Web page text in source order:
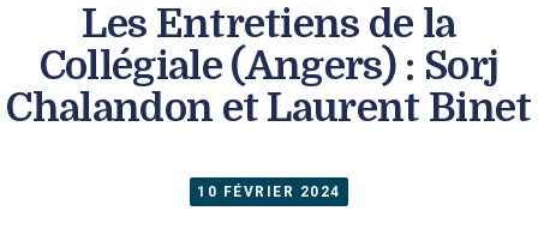
Les Entretiens de la
Collégiale (Angers) : Sorj
Chalandon et Laurent Binet
10 FÉVRIER 2024